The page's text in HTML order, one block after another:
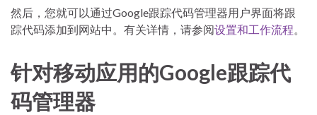
然后，您就可以通过Google跟踪代码管理器用户界面将跟
踪代码添加到网站中。有关详情，请参阅设置和工作流程。
针对移动应用的Google跟踪代
码管理器